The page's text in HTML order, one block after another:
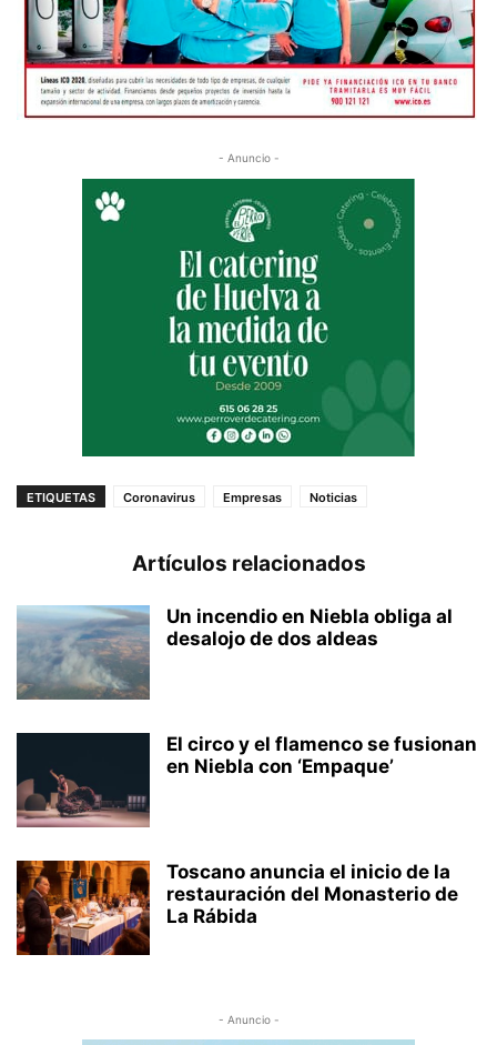
- Anuncio -
ETIQUETAS Coronavirus Empresas Noticias
Artículos relacionados
Un incendio en Niebla obliga al
desalojo de dos aldeas
El circo y el flamenco se fusionan
en Niebla con ‘Empaque’
Toscano anuncia el inicio de la
restauración del Monasterio de
La Rábida
- Anuncio -